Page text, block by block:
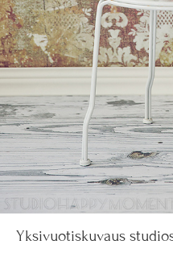
Yksivuotiskuvaus